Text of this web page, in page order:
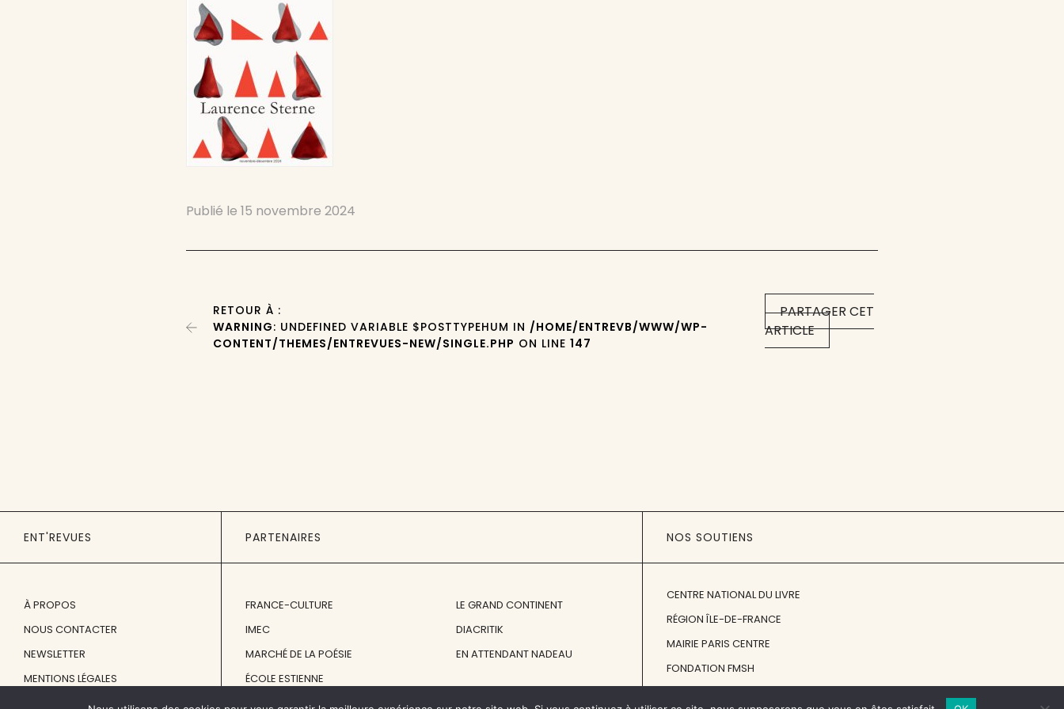
Publié le15 novembre 2024
PARTAGER CET
ARTICLE
RETOUR À :
WARNING: UNDEFINED VARIABLE $POSTTYPEHUM IN /HOME/ENTREVB/WWW/WP-
CONTENT/THEMES/ENTREVUES-NEW/SINGLE.PHP ON LINE147
ENT'REVUES
À PROPOS
NOUS CONTACTER
NEWSLETTER
MENTIONS LÉGALES
PARTENAIRES
FRANCE-CULTURE
IMEC
MARCHÉ DE LA POÉSIE
ÉCOLE ESTIENNE
LE GRAND CONTINENT
DIACRITIK
EN ATTENDANT NADEAU
NOS SOUTIENS
CENTRE NATIONAL DU LIVRE
RÉGION ÎLE-DE-FRANCE
MAIRIE PARIS CENTRE
FONDATION FMSH